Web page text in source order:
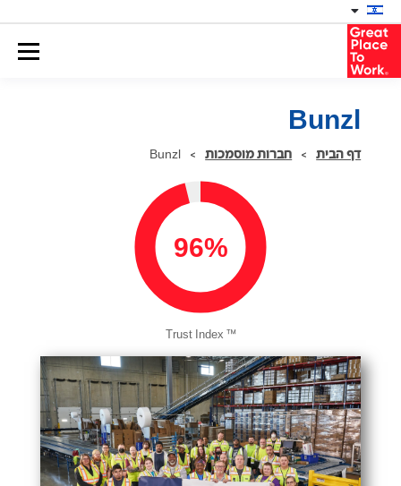
Bunzl
Bunzl חברות מוסמכות > דף הבית >
96%
™